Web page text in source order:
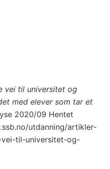
vei til universitet og
med elever som tar et
2020/09 Hentet
utdanning/artikler-
til-universitet-og-